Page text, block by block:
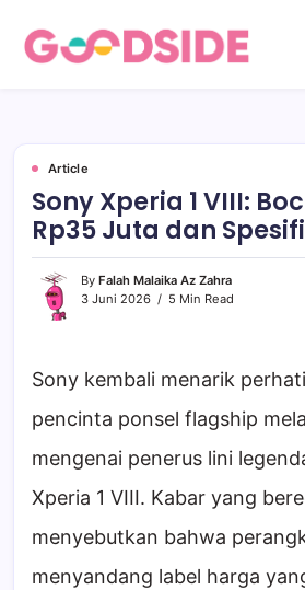
Gen
Indonesia
tentang
film,
teknologi,
gadget,
musik,
Article
Sony Xperia 1 VIII:
Rp35 Juta dan
By Falah Malaika Az Zahra
3 Juni 2026
5 Min Read
Sony kembali menarik
pencinta ponsel flagship
mengenai penerus lini
Xperia 1 VIII. Kabar yang
menyebutkan bahwa
menyandang label harga